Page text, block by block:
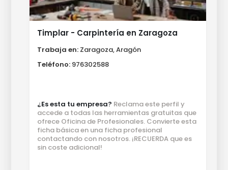
Timplar - Carpintería en Zaragoza
Trabaja en: Zaragoza, Aragón
Teléfono: 976302588
¿Es esta tu empresa? Reclama este perfil y
accede a todas las herramientas gratuitas que
ofrece Oficina de Profesionales. Convierte esta
ficha básica en una ficha profesional
contactando con nosotros. ¡RECUERDA que es
sin coste adicional!